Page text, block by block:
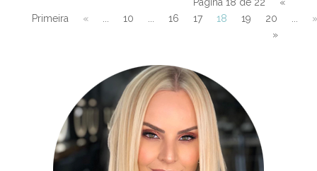
Primeira
« 10 16 17 18 19 20
»
»